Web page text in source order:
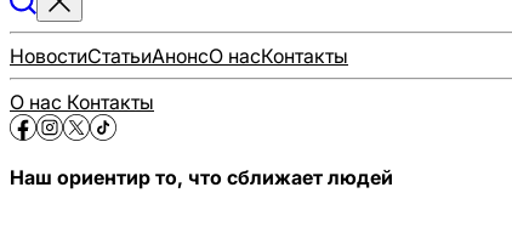
НовостиСтатьиАнонсО насКонтакты
О нас Контакты
Наш ориентир то, что сближает людей